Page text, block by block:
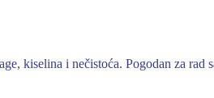
kiselina i nečistoća. Pogodan za